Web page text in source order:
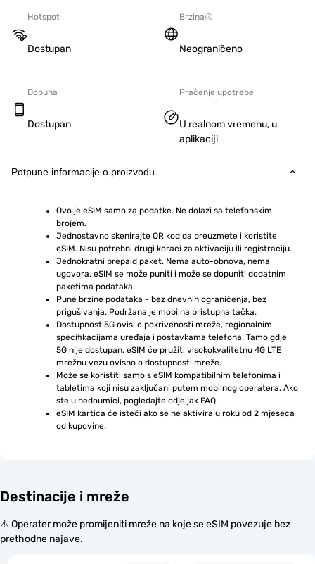
Hotspot
Dostupan
Brzina
Neograničeno
Dopuna
Dostupan
Praćenje upotrebe
U realnom vremenu, u
aplikaciji
Potpune informacije o proizvodu
Ovo je eSIM samo za podatke. Ne dolazi sa telefonskim
brojem.
Jednostavno skenirajte QR kod da preuzmete i koristite
eSIM. Nisu potrebni drugi koraci za aktivaciju ili registraciju.
Jednokratni prepaid paket. Nema auto-obnova, nema
ugovora. eSIM se može puniti i može se dopuniti dodatnim
paketima podataka.
Pune brzine podataka - bez dnevnih ograničenja, bez
prigušivanja. Podržana je mobilna pristupna tačka.
Dostupnost 5G ovisi o pokrivenosti mreže, regionalnim
specifikacijama uređaja i postavkama telefona. Tamo gdje
5G nije dostupan, eSIM će pružiti visokokvalitetnu 4G LTE
mrežnu vezu ovisno o dostupnosti mreže.
Može se koristiti samo s eSIM kompatibilnim telefonima i
tabletima koji nisu zaključani putem mobilnog operatera. Ako
ste u nedoumici, pogledajte odjeljak FAQ.
eSIM kartica će isteći ako se ne aktivira u roku od 2 mjeseca
od kupovine.
Destinacije i mreže
⚠️ Operater može promijeniti mreže na koje se eSIM povezuje bez
prethodne najave.